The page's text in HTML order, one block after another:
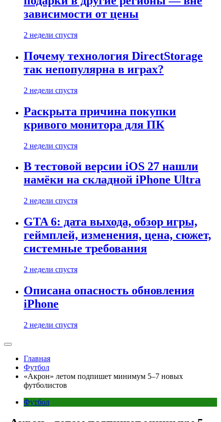
зависимости от цены
2 недели спустя
Почему технология DirectStorage
так непопулярна в играх?
2 недели спустя
Раскрыта причина покупки
кривого монитора для ПК
2 недели спустя
В тестовой версии iOS 27 нашли
намёки на складной iPhone Ultra
2 недели спустя
GTA 6: дата выхода, обзор игры,
геймплей, изменения, цена, сюжет,
системные требования
2 недели спустя
Описана опасность обновления
iPhone
2 недели спустя
Главная
Футбол
«Акрон» летом подпишет минимум 5–7 новых
футболистов
Футбол